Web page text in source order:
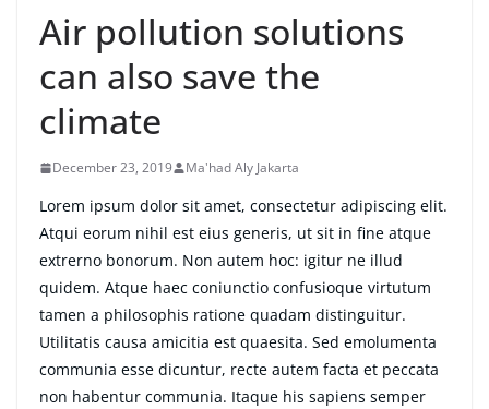
Air pollution solutions
can also save the
climate
December 23, 2019 Ma'had Aly Jakarta
Lorem ipsum dolor sit amet, consectetur adipiscing elit.
Atqui eorum nihil est eius generis, ut sit in fine atque
extrerno bonorum. Non autem hoc: igitur ne illud
quidem. Atque haec coniunctio confusioque virtutum
tamen a philosophis ratione quadam distinguitur.
Utilitatis causa amicitia est quaesita. Sed emolumenta
communia esse dicuntur, recte autem facta et peccata
non habentur communia. Itaque his sapiens semper